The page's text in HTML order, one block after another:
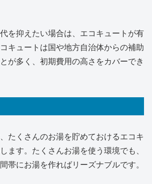
を抑えたい場合は、エコキュートが有
キュートは国や地方自治体からの補助
が多く、初期費用の高さをカバーでき
たくさんのお湯を貯めておけるエコキ
ます。たくさんお湯を使う環境でも、
帯にお湯を作ればリーズナブルです。